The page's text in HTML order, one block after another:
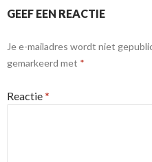
GEEF EEN REACTIE
Je e-mailadres wordt niet
gemarkeerd met *
Reactie*